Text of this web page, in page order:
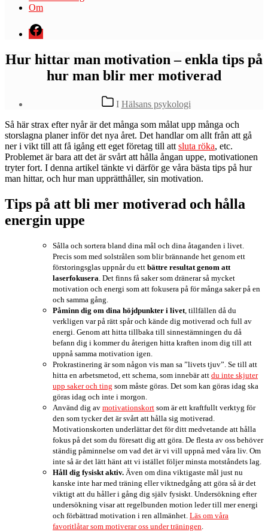
Om
Menyval
Hur hittar man motivation – enkla tips på
hur man blir mer motiverad
Kategorier
I Hälsans psykologi
Så här strax efter nyår är det många som målat upp många och
storslagna planer inför det nya året. Det handlar om allt från att gå
ner i vikt till att få igång ett eget företag till att sluta röka, etc.
Problemet är bara att det är svårt att hålla ångan uppe, motivationen
tryter fort. I denna artikel tänkte vi därför ge våra bästa tips på hur
man hittar, och hur man upprätthåller, sin motivation.
Tips på att bli mer motiverad och hålla
energin uppe
Sålla och sortera bland dina mål och dina åtaganden i livet.
Precis som med solstrålen som blir brännande het genom ett
förstoringsglas uppnår du ett bättre resultat genom att
laserfokusera. Det finns få saker som dränerar så mycket
motivation och energi som att fokusera på för många saker på en
och samma gång.
Påminn dig om dina höjdpunkter i livet, tillfällen då du
verkligen var på rätt spår och kände dig motiverad och full av
energi. Genom att hitta tillbaka till sinnestämningen du då
befann dig i kommer du återigen hitta kraften inom dig till att
uppnå samma motivation igen.
Prokrastinering är som någon vis man sa ”livets tjuv”. Se till att
hitta en arbetsmetod, ett schema, som innebär att du inte skjuter
upp saker och ting som måste göras. Det som kan göras idag ska
göras idag och inte i morgon.
Använd dig av motivationskort som är ett kraftfullt verktyg för
den som tycker det är svårt att hålla sig motiverad.
Motivationskorten underlättar det för ditt medvetande att hålla
fokus på det som du föresatt dig att göra. De flesta av oss behöver
ständig påminnelse om vad det är vi vill uppnå med våra liv. Om
inte så är det lätt hänt att vi istället följer minsta motståndets lag.
Håll dig fysiskt aktiv. Även om dina viktigaste mål just nu
kanske inte har med träning eller viktnedgång att göra så är det
viktigt att du håller i gång dig själv fysiskt. Undersökning efter
undersökning visar att regelbunden motion leder till mer energi
och förbättrad motivation i ren allmänhet. Läs om våra
favoritlåtar som motiverar oss under träningen.